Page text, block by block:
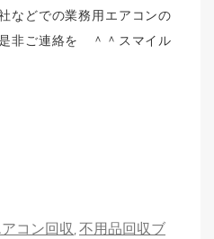
などでの業務用エアコンの
非ご連絡を ＾＾スマイル
コン回収,不用品回収ブ